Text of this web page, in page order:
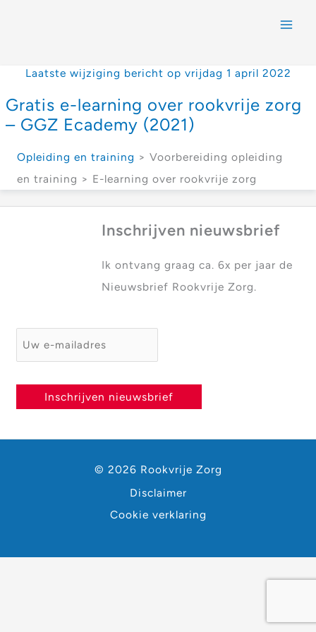
Laatste wijziging bericht op vrijdag 1 april 2022
Gratis e-learning over rookvrije zorg
– GGZ Ecademy (2021)
Opleiding en training > Voorbereiding opleiding
en training > E-learning over rookvrije zorg
Inschrijven nieuwsbrief
Ik ontvang graag ca. 6x per jaar de
Nieuwsbrief Rookvrije Zorg.
E-mailadres *
Inschrijven nieuwsbrief
© 2026 Rookvrije Zorg
Disclaimer
Cookie verklaring